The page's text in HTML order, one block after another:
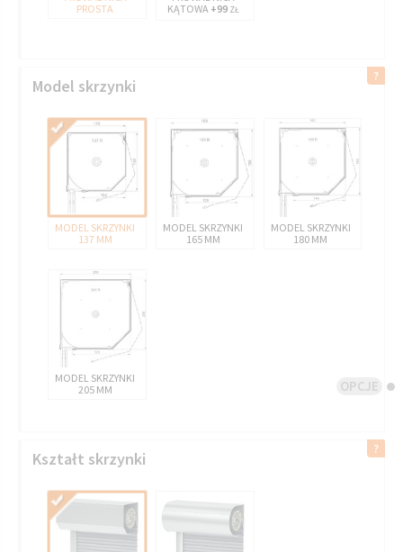
OPCJE
PROSTA
KĄTOWA +99ZŁ
Model skrzynki
MODEL SKRZYNKI
137 MM
MODEL SKRZYNKI
165 MM
MODEL SKRZYNKI
180 MM
MODEL SKRZYNKI
205 MM
Kształt skrzynki